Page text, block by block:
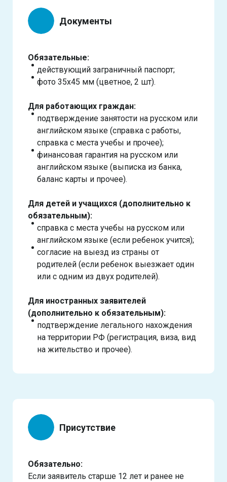
Документы
Обязательные:
действующий заграничный паспорт;
фото 35х45 мм (цветное, 2 шт).
Для работающих граждан:
подтверждение занятости на русском или
английском языке (справка с работы,
справка с места учебы и прочее);
финансовая гарантия на русском или
английском языке (выписка из банка,
баланс карты и прочее).
Для детей и учащихся (дополнительно к
обязательным):
справка с места учебы на русском или
английском языке (если ребенок учится);
согласие на выезд из страны от
родителей (если ребенок выезжает один
или с одним из двух родителей).
Для иностранных заявителей
(дополнительно к обязательным):
подтверждение легального нахождения
на территории РФ (регистрация, виза, вид
на жительство и прочее).
Присутствие
Обязательно:
Если заявитель старше 12 лет и ранее не